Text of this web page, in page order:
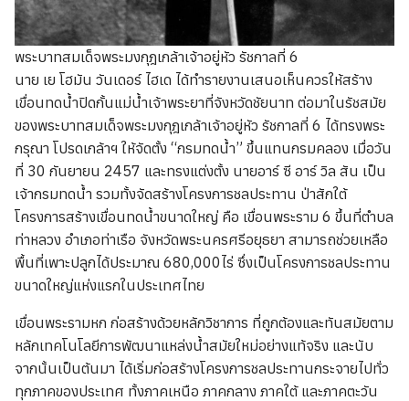
พระบาทสมเด็จพระมงกุฎเกล้าเจ้าอยู่หัว รัชกาลที่ 6
นาย เย โฮมัน วันเดอร์ ไฮเด ได้ทำรายงานเสนอเห็นควรให้สร้าง
เขื่อนทดน้ำปิดกั้นแม่น้ำเจ้าพระยาที่จังหวัดชัยนาท ต่อมาในรัชสมัย
ของพระบาทสมเด็จพระมงกุฎเกล้าเจ้าอยู่หัว รัชกาลที่ 6 ได้ทรงพระ
กรุณา โปรดเกล้าฯ ให้จัดตั้ง “กรมทดน้ำ” ขึ้นแทนกรมคลอง เมื่อวัน
ที่ 30 กันยายน 2457 และทรงแต่งตั้ง นายอาร์ ซี อาร์ วิล สัน เป็น
เจ้ากรมทดน้ำ รวมทั้งจัดสร้างโครงการชลประทาน ป่าสักใต้
โครงการสร้างเขื่อนทดน้ำขนาดใหญ่ คือ เขื่อนพระราม 6 ขึ้นที่ตำบล
ท่าหลวง อำเภอท่าเรือ จังหวัดพระนครศรีอยุธยา สามารถช่วยเหลือ
พื้นที่เพาะปลูกได้ประมาณ 680,000ไร่ ซึ่งเป็นโครงการชลประทาน
ขนาดใหญ่แห่งแรกในประเทศไทย
เขื่อนพระรามหก ก่อสร้างด้วยหลักวิชาการ ที่ถูกต้องและทันสมัยตาม
หลักเทคโนโลยีการพัฒนาแหล่งน้ำสมัยใหม่อย่างแท้จริง และนับ
จากนั้นเป็นต้นมา ได้เริ่มก่อสร้างโครงการชลประทานกระจายไปทั่ว
ทุกภาคของประเทศ ทั้งภาคเหนือ ภาคกลาง ภาคใต้ และภาคตะวัน